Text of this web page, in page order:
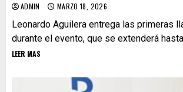
ADMIN MARZO 18, 2026
Leonardo Aguilera entrega las primeras
durante el evento, que se extenderá
LEER MAS